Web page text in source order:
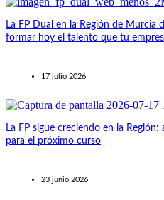
La FP Dual en la Región de Murcia
formar hoy el talento que tu
17 julio 2026
La FP sigue creciendo en la
para el próximo curso
23 junio 2026